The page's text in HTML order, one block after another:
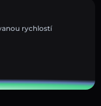
rychlostí